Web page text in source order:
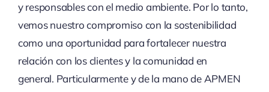
y responsables con el medio ambiente. Por lo tanto,
vemos nuestro compromiso con la sostenibilidad
como una oportunidad para fortalecer nuestra
relación con los clientes y la comunidad en
general. Particularmente y de la mano de APMEN